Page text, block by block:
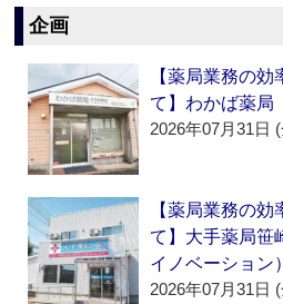
企画
【薬局業務の
て】わかば薬局
2026年07月31日
【薬局業務の
て】大手薬局笹
イノベーション）
2026年07月31日